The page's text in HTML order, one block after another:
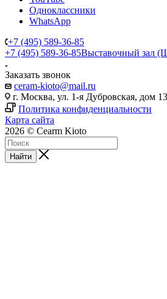
Одноклассники
WhatsApp
+7 (495) 589-36-85
+7 (495) 589-36-85Выставочный зал
Заказать звонок
ceram-kioto@mail.ru
г. Москва, ул. 1-я Дубровская, дом
Политика конфиденциальности
Карта сайта
2026 © Cearm Kioto
Найти